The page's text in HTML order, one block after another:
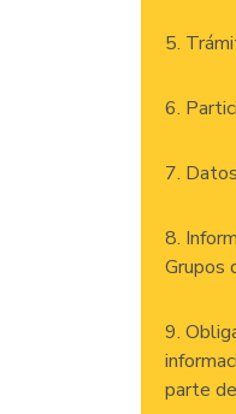
5.
6.
7.
8.
Grupos
9.
parte